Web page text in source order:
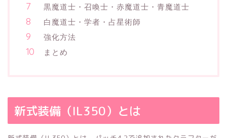
黒魔道士・召喚士・赤魔道士・青魔道士
白魔道士・学者・占星術師
強化方法
まとめ
新式装備（IL350）とは